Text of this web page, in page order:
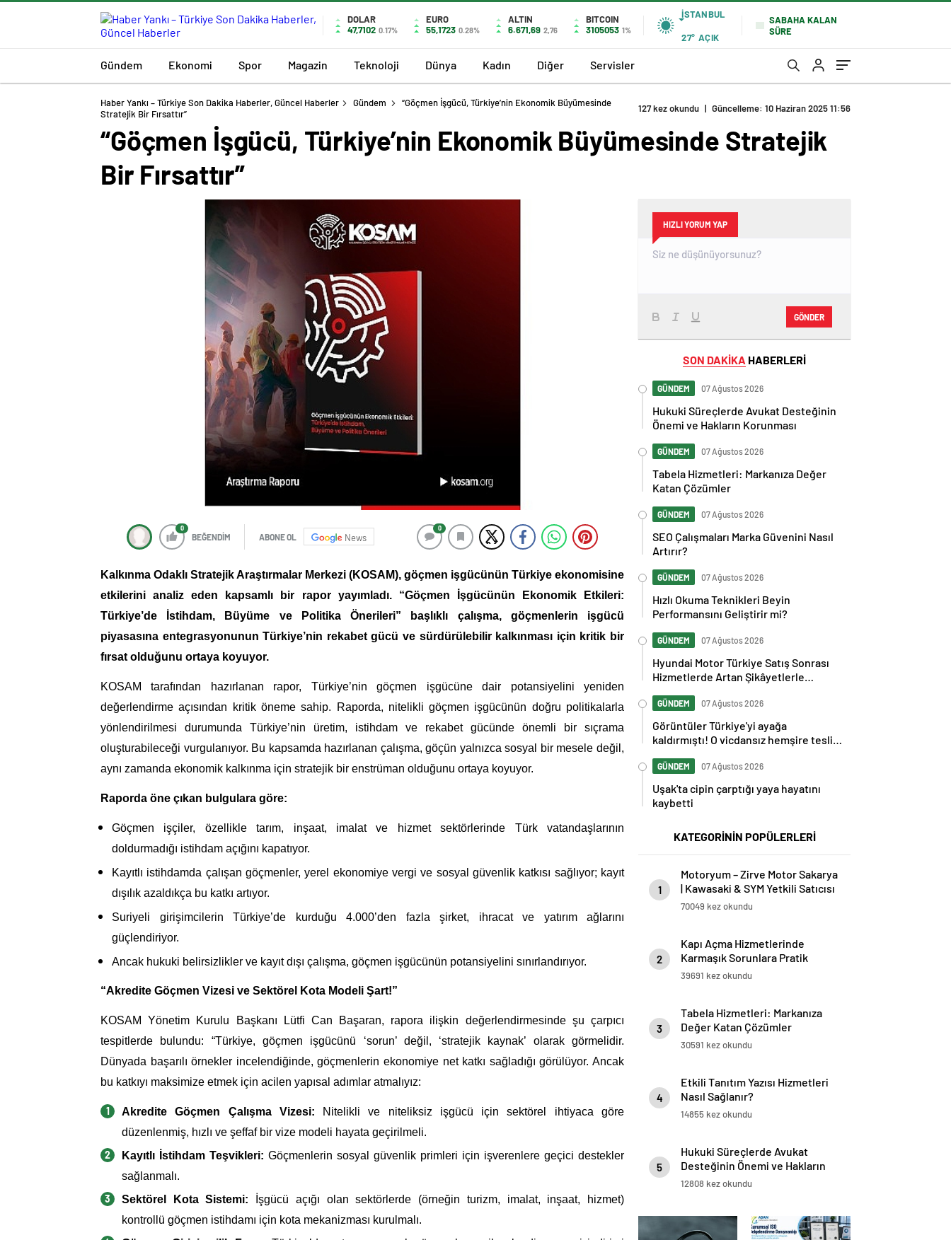
DOLAR
47,7102 0.17%
EURO
55,1723 0.28%
ALTIN
6.671,69 2,76
BITCOIN
3105053 1%
İSTANBUL
27° AÇIK
SABAHA KALAN
SÜRE
Gündem Ekonomi Spor Magazin Teknoloji Dünya Kadın Diğer Servisler
Haber Yankı – Türkiye Son Dakika Haberler, Güncel Haberler Gündem
“Göçmen İşgücü, Türkiye’nin Ekonomik Büyümesinde
Stratejik Bir Fırsattır”
127 kez okundu | Güncelleme: 10 Haziran 2025 11:56
“Göçmen İşgücü, Türkiye’nin Ekonomik Büyümesinde Stratejik
Bir Fırsattır”
0
BEĞENDİM ABONE OL News
0
Kalkınma Odaklı Stratejik Araştırmalar Merkezi (KOSAM), göçmen işgücünün Türkiye ekonomisine
etkilerini analiz eden kapsamlı bir rapor yayımladı. “Göçmen İşgücünün Ekonomik Etkileri:
Türkiye’de İstihdam, Büyüme ve Politika Önerileri” başlıklı çalışma, göçmenlerin işgücü
piyasasına entegrasyonunun Türkiye’nin rekabet gücü ve sürdürülebilir kalkınması için kritik bir
fırsat olduğunu ortaya koyuyor.
KOSAM tarafından hazırlanan rapor, Türkiye’nin göçmen işgücüne dair potansiyelini yeniden
değerlendirme açısından kritik öneme sahip. Raporda, nitelikli göçmen işgücünün doğru politikalarla
yönlendirilmesi durumunda Türkiye’nin üretim, istihdam ve rekabet gücünde önemli bir sıçrama
oluşturabileceği vurgulanıyor. Bu kapsamda hazırlanan çalışma, göçün yalnızca sosyal bir mesele değil,
aynı zamanda ekonomik kalkınma için stratejik bir enstrüman olduğunu ortaya koyuyor.
Raporda öne çıkan bulgulara göre:
Göçmen işçiler, özellikle tarım, inşaat, imalat ve hizmet sektörlerinde Türk vatandaşlarının
doldurmadığı istihdam açığını kapatıyor.
Kayıtlı istihdamda çalışan göçmenler, yerel ekonomiye vergi ve sosyal güvenlik katkısı sağlıyor; kayıt
dışılık azaldıkça bu katkı artıyor.
Suriyeli girişimcilerin Türkiye’de kurduğu 4.000’den fazla şirket, ihracat ve yatırım ağlarını
güçlendiriyor.
Ancak hukuki belirsizlikler ve kayıt dışı çalışma, göçmen işgücünün potansiyelini sınırlandırıyor.
“Akredite Göçmen Vizesi ve Sektörel Kota Modeli Şart!”
KOSAM Yönetim Kurulu Başkanı Lütfi Can Başaran, rapora ilişkin değerlendirmesinde şu çarpıcı
tespitlerde bulundu: “Türkiye, göçmen işgücünü ‘sorun’ değil, ‘stratejik kaynak’ olarak görmelidir.
Dünyada başarılı örnekler incelendiğinde, göçmenlerin ekonomiye net katkı sağladığı görülüyor. Ancak
bu katkıyı maksimize etmek için acilen yapısal adımlar atmalıyız:
Akredite Göçmen Çalışma Vizesi: Nitelikli ve niteliksiz işgücü için sektörel ihtiyaca göre
düzenlenmiş, hızlı ve şeffaf bir vize modeli hayata geçirilmeli.
Kayıtlı İstihdam Teşvikleri: Göçmenlerin sosyal güvenlik primleri için işverenlere geçici destekler
sağlanmalı.
Sektörel Kota Sistemi: İşgücü açığı olan sektörlerde (örneğin turizm, imalat, inşaat, hizmet)
kontrollü göçmen istihdamı için kota mekanizması kurulmalı.
HIZLI YORUM YAP
GÖNDER
SON DAKİKA HABERLERİ
GÜNDEM 07 Ağustos 2026
Hukuki Süreçlerde Avukat Desteğinin
Önemi ve Hakların Korunması
GÜNDEM 07 Ağustos 2026
Tabela Hizmetleri: Markanıza Değer
Katan Çözümler
GÜNDEM 07 Ağustos 2026
SEO Çalışmaları Marka Güvenini Nasıl
Artırır?
GÜNDEM 07 Ağustos 2026
Hızlı Okuma Teknikleri Beyin
Performansını Geliştirir mi?
GÜNDEM 07 Ağustos 2026
Hyundai Motor Türkiye Satış Sonrası
Hizmetlerde Artan Şikâyetlerle
GÜNDEM 07 Ağustos 2026
Görüntüler Türkiye'yi ayağa
kaldırmıştı! O vicdansız hemşire teslim
GÜNDEM 07 Ağustos 2026
Uşak'ta cipin çarptığı yaya hayatını
kaybetti
KATEGORİNİN POPÜLERLERİ
1
Motoryum – Zirve Motor Sakarya
| Kawasaki & SYM Yetkili Satıcısı
ve Servisi
70049 kez okundu
2
Kapı Açma Hizmetlerinde
Karmaşık Sorunlara Pratik
Çözümler
39691 kez okundu
3
Tabela Hizmetleri: Markanıza
Değer Katan Çözümler
30591 kez okundu
4
Etkili Tanıtım Yazısı Hizmetleri
Nasıl Sağlanır?
14855 kez okundu
5
Hukuki Süreçlerde Avukat
Desteğinin Önemi ve Hakların
Korunması
12808 kez okundu